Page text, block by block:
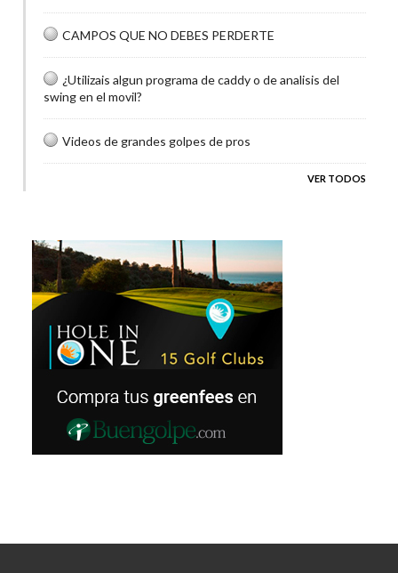
CAMPOS QUE NO DEBES PERDERTE
¿Utilizais algun programa de caddy o de analisis del
swing en el movil?
Videos de grandes golpes de pros
VER TODOS